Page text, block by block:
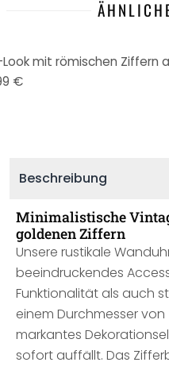
€
Beschreibung
Minimalistische
goldenen Ziffern
Unsere rustikale
beeindruckendes
Funktionalität als auch
einem Durchmesser
markantes
sofort auffällt. Das